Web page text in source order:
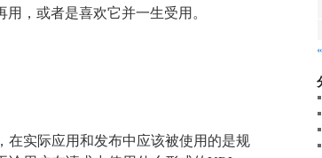
，或者是喜欢它并一生受用。
实际应用和发布中应该被使用的是规